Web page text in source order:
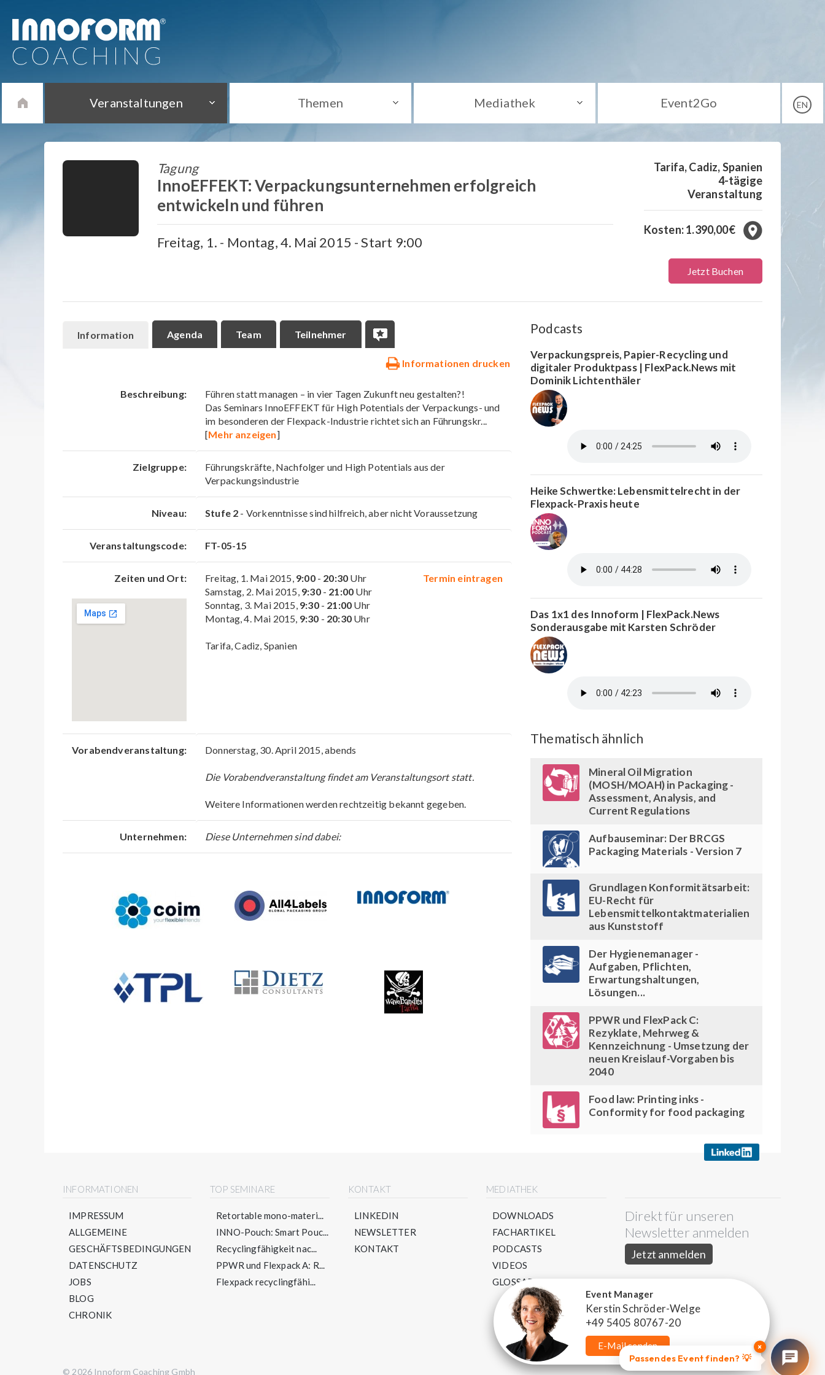
Veranstaltungen Themen Mediathek Event2Go EN
Tagung
InnoEFFEKT: Verpackungsunternehmen erfolgreich
entwickeln und führen
Freitag, 1. - Montag, 4. Mai 2015 - Start 9:00
Tarifa, Cadiz, Spanien
4-tägige
Veranstaltung
Kosten: 1.390,00€
Jetzt Buchen
Information Agenda Team Teilnehmer
Informationen drucken
Beschreibung:
Führen statt managen – in vier Tagen Zukunft neu gestalten?!
Das Seminars InnoEFFEKT für High Potentials der Verpackungs- und
im besonderen der Flexpack-Industrie richtet sich an Führungskr...
[Mehr anzeigen]
Zielgruppe:
Führungskräfte, Nachfolger und High Potentials aus der
Verpackungsindustrie
Niveau: Stufe 2 - Vorkenntnisse sind hilfreich, aber nicht Voraussetzung
Veranstaltungscode: FT-05-15
Zeiten und Ort: Termin eintragen
Freitag, 1. Mai 2015, 9:00- 20:30 Uhr
Samstag, 2. Mai 2015, 9:30- 21:00 Uhr
Sonntag, 3. Mai 2015, 9:30- 21:00 Uhr
Montag, 4. Mai 2015, 9:30 - 20:30Uhr
Tarifa, Cadiz, Spanien
Vorabendveranstaltung: Donnerstag, 30. April 2015, abends
Die Vorabendveranstaltung findet am Veranstaltungsort statt.
Weitere Informationen werden rechtzeitig bekannt gegeben.
Unternehmen: Diese Unternehmen sind dabei:
Event Manager
Kerstin Schröder-Welge
+49 5405 80767-20
E-Mail senden
Podcasts
Verpackungspreis, Papier-Recycling und
digitaler Produktpass | FlexPack.News mit
Dominik Lichtenthäler
Heike Schwertke: Lebensmittelrecht in der
Flexpack-Praxis heute
Das 1x1 des Innoform | FlexPack.News
Sonderausgabe mit Karsten Schröder
Thematisch ähnlich
Mineral Oil Migration
(MOSH/MOAH) in Packaging -
Assessment, Analysis, and
Current Regulations
Aufbauseminar: Der BRCGS
Packaging Materials - Version 7
Grundlagen Konformitätsarbeit:
EU-Recht für
Lebensmittelkontaktmaterialien
aus Kunststoff
Der Hygienemanager -
Aufgaben, Pflichten,
Erwartungshaltungen,
Lösungen...
PPWR und FlexPack C:
Rezyklate, Mehrweg &
Kennzeichnung - Umsetzung der
neuen Kreislauf-Vorgaben bis
2040
Food law: Printing inks -
Conformity for food packaging
INFORMATIONEN
IMPRESSUM
ALLGEMEINE
GESCHÄFTSBEDINGUNGEN
DATENSCHUTZ
JOBS
BLOG
CHRONIK
TOP SEMINARE
Retortable mono-materi...
INNO-Pouch: Smart Pouc...
Recyclingfähigkeit nac...
PPWR und Flexpack A: R...
Flexpack recyclingfähi...
KONTAKT
LINKEDIN
NEWSLETTER
KONTAKT
MEDIATHEK
DOWNLOADS
FACHARTIKEL
PODCASTS
VIDEOS
GLOSSAR
Direkt für unseren
Newsletter anmelden
Jetzt anmelden
© 2026 Innoform Coaching Gmbh
×
Passendes Event finden? 💡